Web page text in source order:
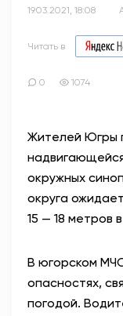
19.03.2021, 18:08
Читать в
0 1074
Жителей Югры
окружных
округа
15 — 18 метров
В югорском
опасностях,
погодой.